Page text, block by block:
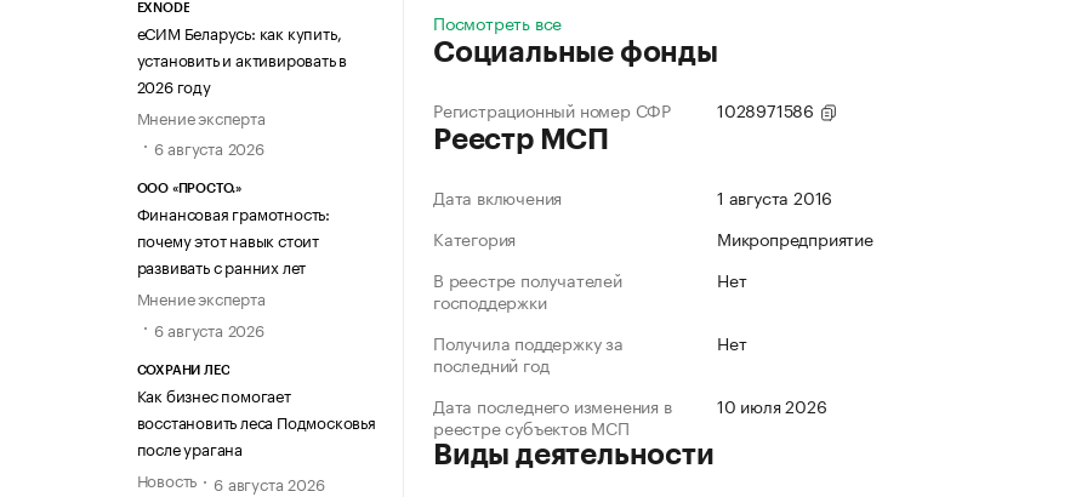
EXNODE
еСИМ Беларусь: как купить,
установить и активировать в
2026 году
Мнение эксперта
6 августа 2026
ООО «ПРОСТО.»
Финансовая грамотность:
почему этот навык стоит
развивать с ранних лет
Мнение эксперта
6 августа 2026
СОХРАНИ ЛЕС
Как бизнес помогает
восстановить леса Подмосковья
после урагана
Новость
6 августа 2026
Посмотреть все
Социальные фонды
Регистрационный номер СФР 1028971586
Реестр МСП
Дата включения
1 августа 2016
Категория
Микропредприятие
В реестре получателей
господдержки
Нет
Получила поддержку за
последний год
Нет
Дата последнего изменения в
реестре субъектов МСП
10 июля 2026
Виды деятельности